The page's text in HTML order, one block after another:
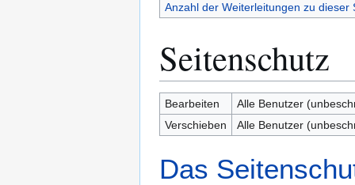
Anzahl der Weiterleitungen zu dieser
Seitenschutz
Bearbeiten
Alle Benutzer
Verschieben
Alle Benutzer
Das